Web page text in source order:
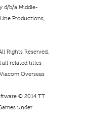
d/b/a Middle-
Productions,
Rights Reserved.
all related titles,
Overseas
© 2014 TT
under